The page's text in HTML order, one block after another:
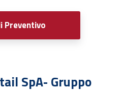
Preventivo
SpA- Gruppo